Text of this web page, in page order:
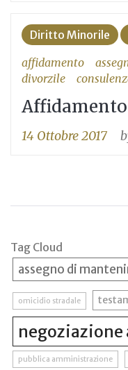
Diritto Minorile
affidamento
divorzile
14 Ottobre 2017
Tag Cloud
assegno di
omicidio stradale
negoziazione
pubblica amministrazione